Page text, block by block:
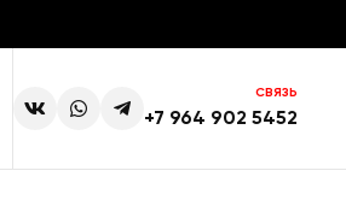
СВЯЗЬ
+7 964 902 5452